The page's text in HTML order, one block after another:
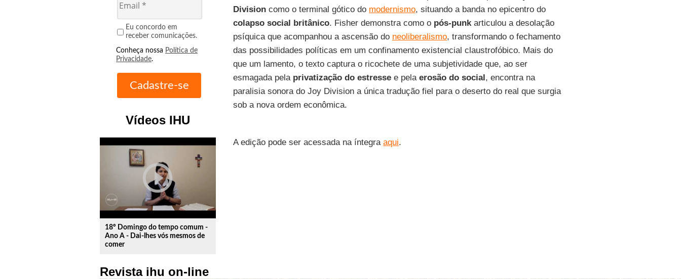
Eu concordo em
receber comunicações.
Conheça nossa Política de
Privacidade.
Vídeos IHU
play_circle_outline
18º Domingo do tempo comum -
Ano A - Dai-lhes vós mesmos de
comer
Revista ihu on-line
Divisioncomo o terminal gótico do modernismo, situando a banda no epicentro do
colapso social britânico. Fisher demonstra como o pós-punkarticulou a desolação
psíquica que acompanhou a ascensão do neoliberalismo, transformando o fechamento
das possibilidades políticas em um confinamento existencial claustrofóbico. Mais do
que um lamento, o texto captura o ricochete de uma subjetividade que, ao ser
esmagada pela privatização do estressee pela erosão do social, encontra na
paralisia sonora do Joy Division a única tradução fiel para o deserto do real que surgia
sob a nova ordem econômica.
A edição pode ser acessada na íntegra aqui.